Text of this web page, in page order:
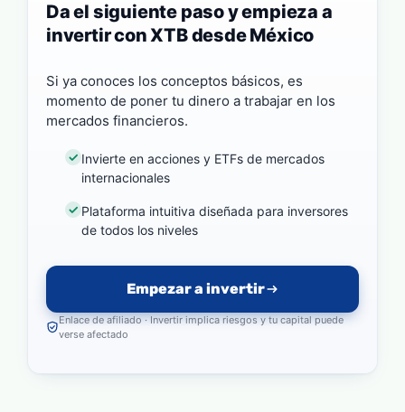
Da el siguiente paso y empieza a
invertir con XTB desde México
Si ya conoces los conceptos básicos, es
momento de poner tu dinero a trabajar en los
mercados financieros.
Invierte en acciones y ETFs de mercados
internacionales
Plataforma intuitiva diseñada para inversores
de todos los niveles
Empezar a invertir
Enlace de afiliado · Invertir implica riesgos y tu capital puede
verse afectado